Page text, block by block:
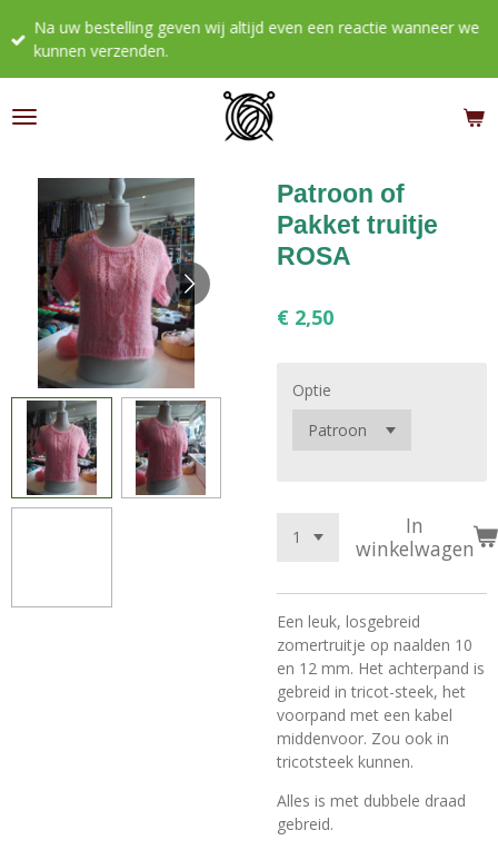
direct
hoofdinhoud
Na uw bestelling geven wij altijd even een reactie wanneer we
kunnen verzenden.
Patroon of
Pakket truitje
ROSA
€ 2,50
Optie
In
winkelwagen
Een leuk, losgebreid
zomertruitje op naalden 10
en 12 mm. Het achterpand is
gebreid in tricot-steek, het
voorpand met een kabel
middenvoor. Zou ook in
tricotsteek kunnen.
Alles is met dubbele draad
gebreid.